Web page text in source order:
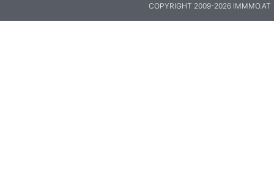
COPYRIGHT 2009-2026 IMMMO.AT